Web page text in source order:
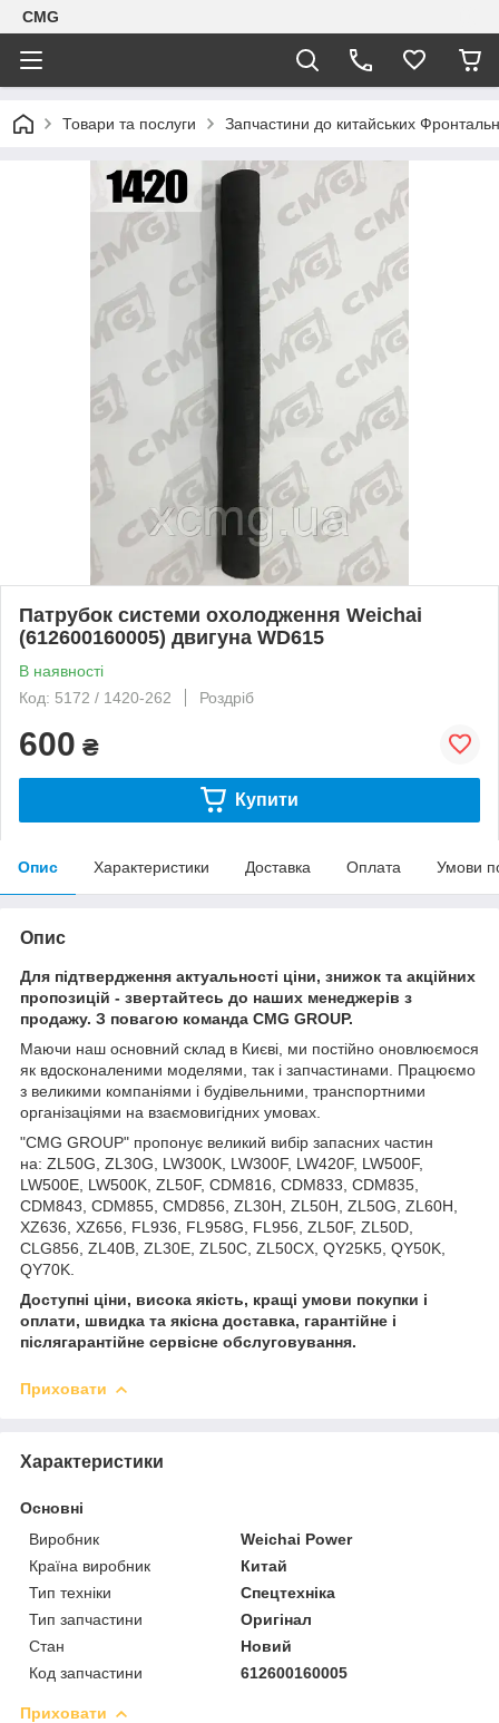
CMG
Товари та послуги Запчастини до китайських
Патрубок системи охолодження Weichai
(612600160005) двигуна WD615
В наявності
Код: 5172 / 1420-262
Роздріб
600 ₴
Купити
Опис Характеристики Доставка Оплата Умови
Опис
Для підтвердження актуальності ціни, знижок та акційних
пропозицій - звертайтесь до наших менеджерів з
продажу. З повагою команда CMG GROUP.
Маючи наш основний склад в Києві, ми постійно оновлюємося
як вдосконаленими моделями, так і запчастинами. Працюємо
з великими компаніями і будівельними, транспортними
організаціями на взаємовигідних умовах.
"CMG GROUP" пропонує великий вибір запасних частин
на: ZL50G, ZL30G, LW300K, LW300F, LW420F, LW500F,
LW500E, LW500K, ZL50F, CDM816, CDM833, CDM835,
CDM843, CDM855, CMD856, ZL30H, ZL50H, ZL50G, ZL60H,
XZ636, XZ656, FL936, FL958G, FL956, ZL50F, ZL50D,
CLG856, ZL40B, ZL30E, ZL50C, ZL50CX, QY25K5, QY50K,
QY70K.
Доступні ціни, висока якість, кращі умови покупки і
оплати, швидка та якісна доставка, гарантійне і
післягарантійне сервісне обслуговування.
Приховати
Характеристики
Основні
Виробник
Weichai Power
Країна виробник
Китай
Тип техніки
Спецтехніка
Тип запчастини
Оригінал
Стан
Новий
Код запчастини
612600160005
Приховати